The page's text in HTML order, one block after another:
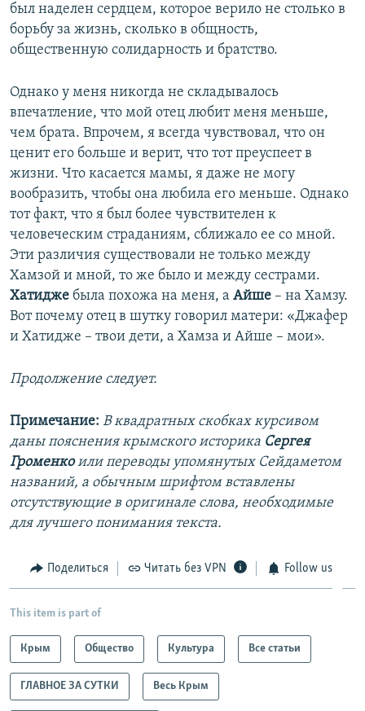
был наделен сердцем, которое верило не столько в
борьбу за жизнь, сколько в общность,
общественную солидарность и братство.
Однако у меня никогда не складывалось
впечатление, что мой отец любит меня меньше,
чем брата. Впрочем, я всегда чувствовал, что он
ценит его больше и верит, что тот преуспеет в
жизни. Что касается мамы, я даже не могу
вообразить, чтобы она любила его меньше. Однако
тот факт, что я был более чувствителен к
человеческим страданиям, сближало ее со мной.
Эти различия существовали не только между
Хамзой и мной, то же было и между сестрами.
Хатидже была похожа на меня, а Айше – на Хамзу.
Вот почему отец в шутку говорил матери: «Джафер
и Хатидже – твои дети, а Хамза и Айше – мои».
Продолжение следует.
Примечание: В квадратных скобках курсивом
даны пояснения крымского историка Сергея
Громенкоили переводы упомянутых Сейдаметом
названий, а обычным шрифтом вставлены
отсутствующие в оригинале слова, необходимые
для лучшего понимания текста.
Поделиться Читать без VPN Follow us
This item is part of
Крым Общество Культура Все статьи
ГЛАВНОЕ ЗА СУТКИ Весь Крым